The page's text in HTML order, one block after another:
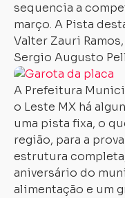
sequencia a
março. A Pista
Valter Zauri
Sergio Augusto
A Prefeitura
o Leste MX há
uma pista fixa, o
região, para a
estrutura
aniversário do
alimentação e um